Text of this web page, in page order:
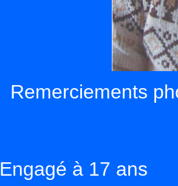
Remerciements
Engagé à 17 ans